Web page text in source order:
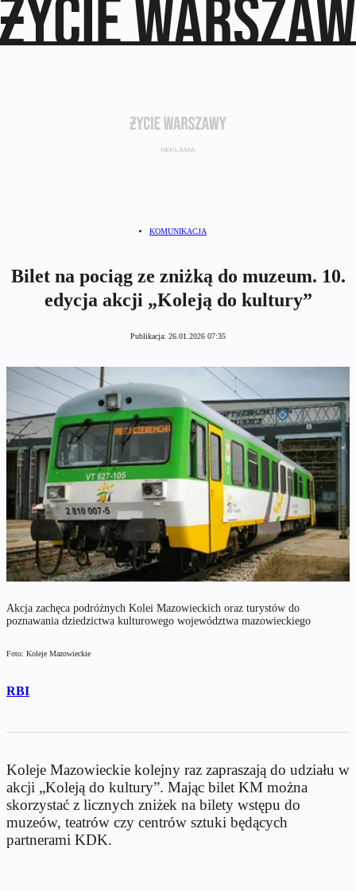
KOMUNIKACJA
Bilet na pociąg ze zniżką do muzeum. 10.
edycja akcji „Koleją do kultury”
Publikacja: 26.01.2026 07:35
Akcja zachęca podróżnych Kolei Mazowieckich oraz turystów do
poznawania dziedzictwa kulturowego województwa mazowieckiego
Foto: Koleje Mazowieckie
RBI
Koleje Mazowieckie kolejny raz zapraszają do udziału w
akcji „Koleją do kultury”. Mając bilet KM można
skorzystać z licznych zniżek na bilety wstępu do
muzeów, teatrów czy centrów sztuki będących
partnerami KDK.